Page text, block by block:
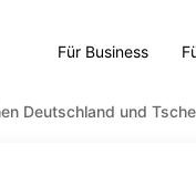
Für Business
Deutschland und